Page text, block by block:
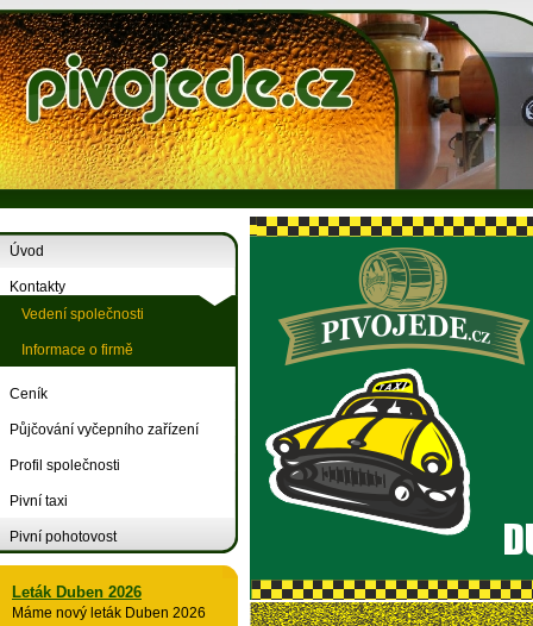
Úvod
Kontakty
Vedení společnosti
Informace o firmě
Ceník
Půjčování vyčepního zařízení
Profil společnosti
Pivní taxi
Pivní pohotovost
Leták Duben 2026
Máme nový leták Duben 2026